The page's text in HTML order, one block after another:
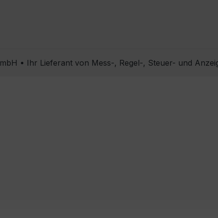
• Ihr Lieferant von Mess-, Regel-, Steuer- und